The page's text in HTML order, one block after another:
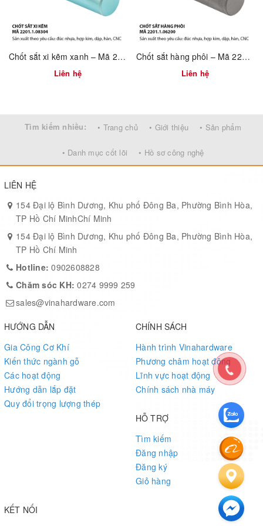
Ưu điểm nổi bật:
Chống gỉ sét, bền màu theo thời gian
Thích hợp cho xưởng sản xuất đồ gỗ, cơ khí, nội thất
cam kết cung cấp sản phẩm chốt sắt mạ bảy màu
đạt chuẩn kỹ thuật quốc tế,đẹp – bền – ổn định, đáp ứng tiêu
chí khắt khe của các nhà máy và đơn vị thi công chuyên nghiệp.
Chốt sắt xi kẽm xanh – Mã 2201.1.08304
Liên hệ
Chốt sắt hàng phôi – Mã 2201.1.06200
Liên hệ
Tìm kiếm nhiều: • Trang chủ • Giới thiệu • Sản phẩm
• Danh mục cốt lõi • Hồ sơ công nghệ
LIÊN HỆ
154 Đại lộ Bình Dương, Khu phố Đông Ba, Phường Bình Hòa,
TP Hồ Chí MinhChí Minh
154 Đại lộ Bình Dương, Khu phố Đông Ba, Phường Bình Hòa,
TP Hồ Chí Minh
Hotline:0902608828
Chăm sóc KH:0274 9999 259
sales@vinahardware.com
HƯỚNG DẪN
Gia Công Cơ Khí
Kiến thức ngành gỗ
Các hoạt động
Hướng dẫn lắp đặt
Quy đổi trọng lượng thép
CHÍNH SÁCH
Hành trình Vinahardware
Phương châm hoạt động
Lĩnh vực hoạt động
Chính sách nhà máy
HỖ TRỢ
Tìm kiếm
Đăng nhập
Đăng ký
Giỏ hàng
KẾT NỐI